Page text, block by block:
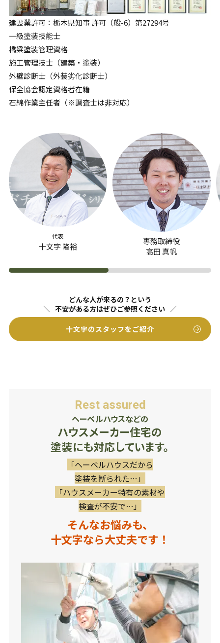
建設業許可：栃木県知事 許可（般-6）第27294号
一級塗装技能士
橋梁塗装管理資格
施工管理技士（建築・塗装）
外壁診断士（外装劣化診断士）
保全協会認定資格者在籍
石綿作業主任者（※調査士は非対応）
代表
十文字 隆裕
専務取締役
高田 真帆
どんな人が来るの？という
不安がある方はぜひご参照ください
十文字のスタッフをご紹介
Rest assured
ヘーベルハウスなどの
ハウスメーカー住宅の
塗装にも対応しています。
「ヘーベルハウスだから
塗装を断られた…」
「ハウスメーカー特有の素材や
検査が不安で…」
そんなお悩みも、
十文字なら大丈夫です！